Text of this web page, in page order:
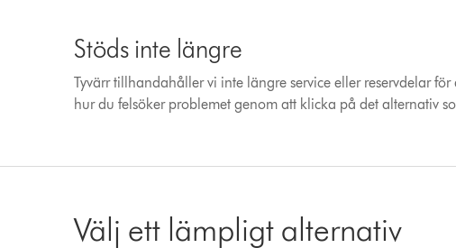
Stöds inte längre
Tyvärr tillhandahåller vi inte längre service eller reservdelar
hur du felsöker problemet genom att klicka på det alternativ
Välj ett lämpligt alternativ